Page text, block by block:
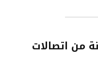
من اتصالات